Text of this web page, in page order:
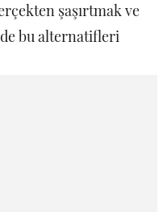
şaşırtmak ve
bu alternatifleri